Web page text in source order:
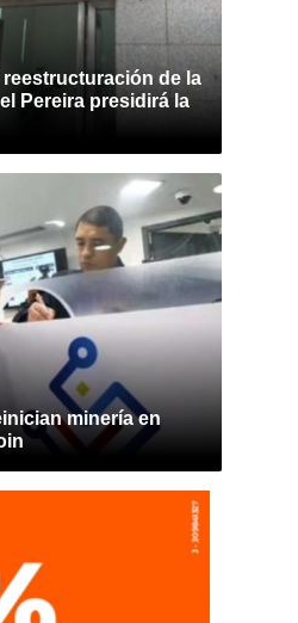
de la
Pereira presidirá la
minería en